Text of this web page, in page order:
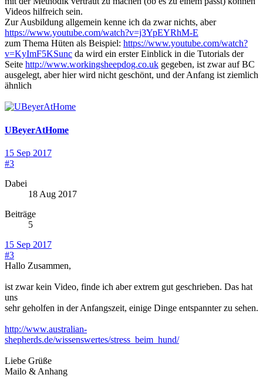
Videos hilfreich sein.
Zur Ausbildung allgemein kenne ich da zwar nichts, aber
https://www.youtube.com/watch?v=j3YpEYRhM-E
zum Thema Hüten als Beispiel: https://www.youtube.com/watch?
v=KyImF5KSunc da wird ein erster Einblick in die Tutorials der
Seite http://www.workingsheepdog.co.uk gegeben, ist zwar auf BC
ausgelegt, aber hier wird nicht geschönt, und der Anfang ist ziemlich
ähnlich
UBeyerAtHome
15 Sep 2017
#3
Dabei
18 Aug 2017
Beiträge
5
15 Sep 2017
#3
Hallo Zusammen,
ist zwar kein Video, finde ich aber extrem gut geschrieben. Das hat
uns
sehr geholfen in der Anfangszeit, einige Dinge entspannter zu sehen.
http://www.australian-
shepherds.de/wissenswertes/stress_beim_hund/
Liebe Grüße
Mailo & Anhang